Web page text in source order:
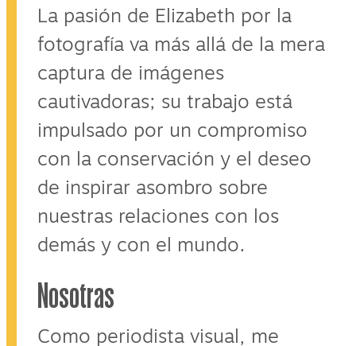
La pasión de Elizabeth por la
fotografía va más allá de la mera
captura de imágenes
cautivadoras; su trabajo está
impulsado por un compromiso
con la conservación y el deseo
de inspirar asombro sobre
nuestras relaciones con los
demás y con el mundo.
Nosotras
Como periodista visual, me